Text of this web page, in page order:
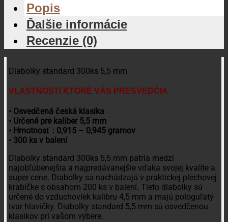
Popis
Ďalšie informácie
Recenzie (0)
Diabolky standard 300ks 5,5 mm
VLASTNOSTI KTORÉ VÁS PRESVEDČI A
• Osvedčená česká klasika
• Určené pre kaliber 5,5 mm
• Hmotnosť : 0,915 – 0,945 gramov
• 300 ks v balení
Diabolky standard 300ks 5,5 mm patria medzi
najobľúbenejšia a najpredávanejšie vďaka svojej kvalite a
super cene. Diabolky sa nachádzajú v praktickej plechovej
krabičke s obsahom 200 ks v balení. Tieto diabolky sú
určené do vzduchoviek kalibru 4,5 mm a majú pologuľatý
tvar hlavičky. Diabolky standard 5,5 mm sú osvedčenou
klasikov pri vašom výbere.